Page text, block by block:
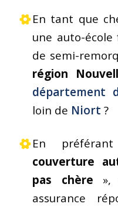
En tant que
une auto-
de semi-
région
département
loin de Niort ?
En
couverture
pas chère »,
assurance